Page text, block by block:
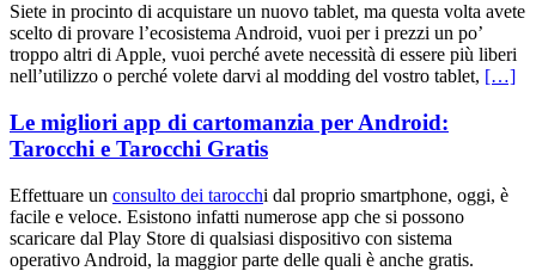
Siete in procinto di acquistare un nuovo tablet, ma questa volta avete
scelto di provare l’ecosistema Android, vuoi per i prezzi un po’
troppo altri di Apple, vuoi perché avete necessità di essere più liberi
nell’utilizzo o perché volete darvi al modding del vostro tablet, […]
Le migliori app di cartomanzia per Android:
Tarocchi e Tarocchi Gratis
Effettuare un consulto dei tarocchi dal proprio smartphone, oggi, è
facile e veloce. Esistono infatti numerose app che si possono
scaricare dal Play Store di qualsiasi dispositivo con sistema
operativo Android, la maggior parte delle quali è anche gratis.